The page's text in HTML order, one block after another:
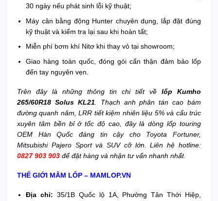
30 ngày nếu phát sinh lỗi kỹ thuật;
Máy cân bằng động Hunter chuyên dụng, lắp đặt đúng
kỹ thuật và kiểm tra lại sau khi hoàn tất;
Miễn phí bơm khí Nitơ khi thay vỏ tại showroom;
Giao hàng toàn quốc, đóng gói cẩn thận đảm bảo lốp
đến tay nguyên vẹn.
Trên đây là những thông tin chi tiết về lốp Kumho
265/60R18 Solus KL21 . Thạch anh phân tán cao bám
đường quanh năm, LRR tiết kiệm nhiên liệu 5% và cấu trúc
xuyên tâm bền bỉ ở tốc độ cao, đây là dòng lốp touring
OEM Hàn Quốc đáng tin cậy cho Toyota Fortuner,
Mitsubishi Pajero Sport và SUV cỡ lớn. Liên hệ hotline:
0827 903 903 để đặt hàng và nhận tư vấn nhanh nhất.
THẾ GIỚI MÂM LỐP – MAMLOP.VN
Địa chỉ: 35/1B Quốc lộ 1A, Phường Tân Thới Hiệp,